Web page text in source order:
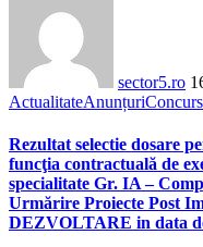
sector5.ro
ActualitateAnunțuri
Rezultat selectie dosare
funcţia contractuală de
specialitate Gr. IA –
Urmărire Proiecte Post
DEZVOLTARE in data